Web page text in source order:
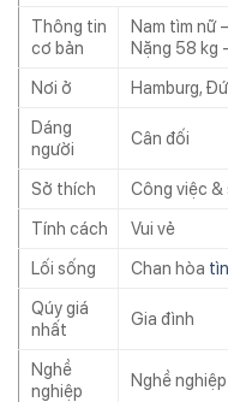
Thông tin
cơ bản
Nam tìm nữ
Nặng 58 kg
Nơi ở
Hamburg,
Dáng
người
Cân đối
Sở thích
Công việc &
Tính cách
Vui vẻ
Lối sống
Chan hòa
Qúy giá
nhất
Gia đình
Nghề
nghiệp
Nghề